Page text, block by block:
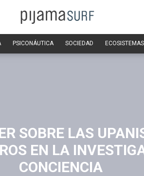
PSICONÁUTICA SOCIEDAD
SOBRE LAS
EN LA
CONCIENCIA